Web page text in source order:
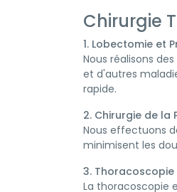
Chirurgie
1. Lobectomie et
Nous réalisons
et d'autres
rapide.
2. Chirurgie de la
Nous effectuons
minimisent les
3. Thoracoscopie
La thoracoscopie